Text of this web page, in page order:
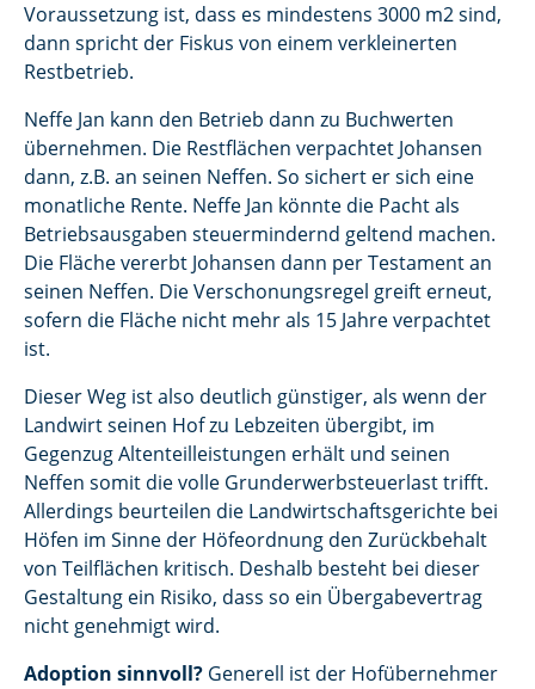
Voraussetzung ist, dass es mindestens 3000 m2 sind,
dann spricht der Fiskus von einem verkleinerten
Restbetrieb.
Neffe Jan kann den Betrieb dann zu Buchwerten
übernehmen. Die Restflächen verpachtet Johansen
dann, z.B. an seinen Neffen. So sichert er sich eine
monatliche Rente. Neffe Jan könnte die Pacht als
Betriebsausgaben steuermindernd geltend machen.
Die Fläche vererbt Johansen dann per Testament an
seinen Neffen. Die Verschonungsregel greift erneut,
sofern die Fläche nicht mehr als 15 Jahre verpachtet
ist.
Dieser Weg ist also deutlich günstiger, als wenn der
Landwirt seinen Hof zu Lebzeiten übergibt, im
Gegenzug Altenteilleistungen erhält und seinen
Neffen somit die volle Grunderwerbsteuerlast trifft.
Allerdings beurteilen die Landwirtschaftsgerichte bei
Höfen im Sinne der Höfeordnung den Zurückbehalt
von Teilflächen kritisch. Deshalb besteht bei dieser
Gestaltung ein Risiko, dass so ein Übergabevertrag
nicht genehmigt wird.
Adoption sinnvoll? Generell ist der Hofübernehmer